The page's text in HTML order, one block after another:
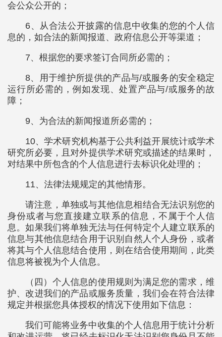
会公众公开的；
6、从合法公开披露的信息中收集的您的个人信
息的，如合法的新闻报道、政府信息公开等渠道；
7、根据您的要求签订合同所必需的；
8、用于维护所提供的产品与/或服务的安全稳定
运行所必需的，例如发现、处置产品与/或服务的故
障；
9、为合法的新闻报道所必需的；
10、学术研究机构基于公共利益开展统计或学术
研究所必要，且对外提供学术研究或描述的结果时，
对结果中所包含的个人信息进行去标识化处理的；
11、法律法规规定的其他情形。
请注意，单独或与其他信息相结合无法识别您的
身份或者与您直接建立联系的信息，不属于个人信
息。如果我们将单独无法与任何特定个人建立联系的
信息与其他信息结合用于识别自然人个人身份，或者
将其与个人信息结合使用，则在结合使用期间，此类
信息将被视为个人信息。
（四）个人信息的使用规则为满足您的需求，维
护、改进我们的产品或服务质量，我们会在符合法律
规定并根据您具体授权的情况下使用如下信息：
我们可能将业务中收集的个人信息用于统计分析